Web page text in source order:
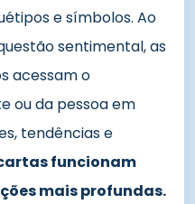
e símbolos. Ao
sentimental, as
acessam o
ou da pessoa em
tendências e
funcionam
mais profundas.